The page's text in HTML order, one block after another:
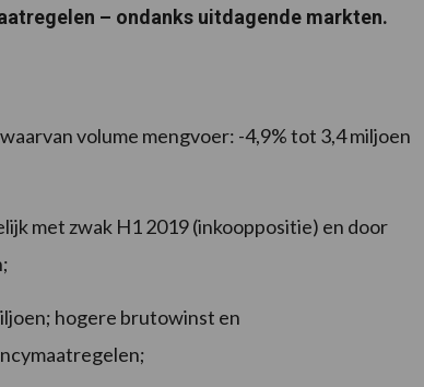
– ondanks uitdagende markten.
volume mengvoer: -4,9% tot 3,4 miljoen
met zwak H1 2019 (inkooppositie) en door
hogere brutowinst en